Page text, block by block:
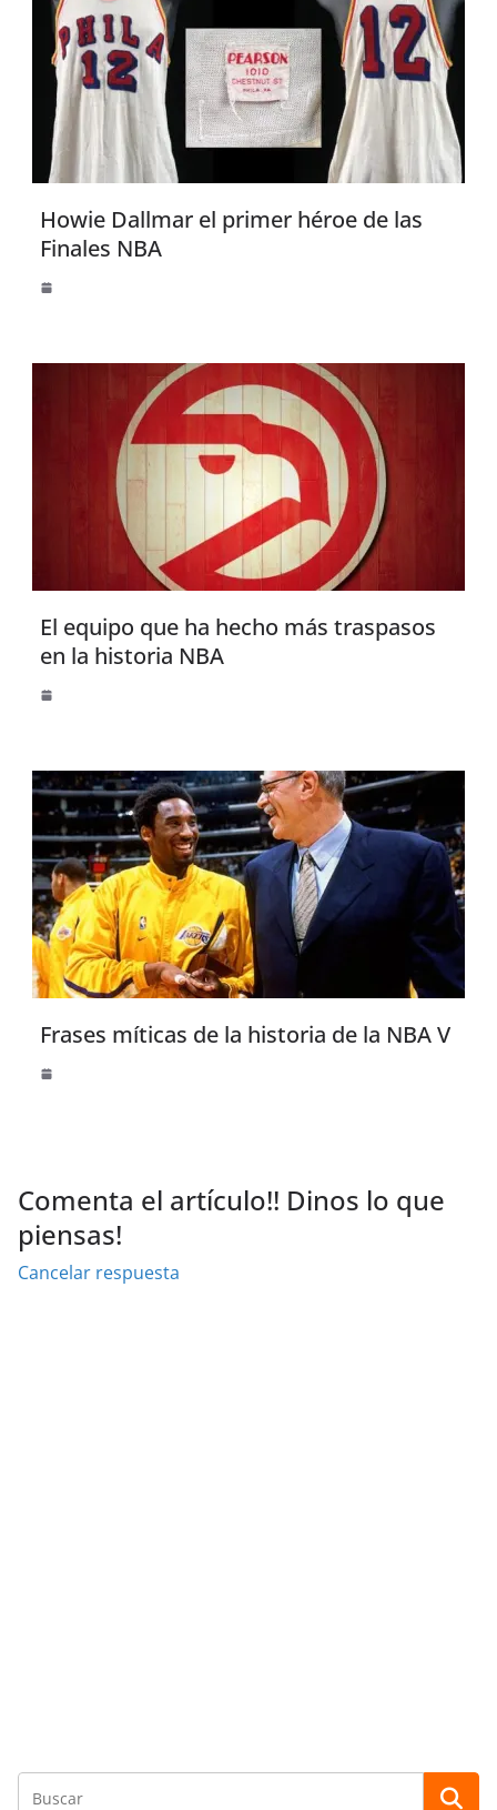
Howie Dallmar el primer héroe de las
Finales NBA
El equipo que ha hecho más traspasos
en la historia NBA
Frases míticas de la historia de la NBA V
Comenta el artículo!! Dinos lo que
piensas!
Cancelar respuesta